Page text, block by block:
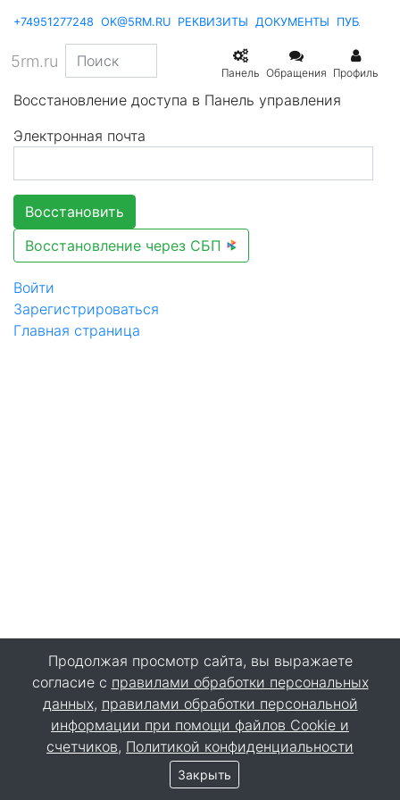
+74951277248 OK@5RM.RU РЕКВИЗИТЫ ДОКУМЕНТЫ
5rm.ru
Панель Обращения Профиль
Восстановление доступа в Панель управления
Электронная почта
Восстановить
Восстановление через СБП
Войти
Зарегистрироваться
Главная страница
Продолжая просмотр сайта, вы выражаете
согласие с правилами обработки персональных
данных, правилами обработки персональной
информации при помощи файлов Cookie и
счетчиков, Политикой конфиденциальности
Закрыть